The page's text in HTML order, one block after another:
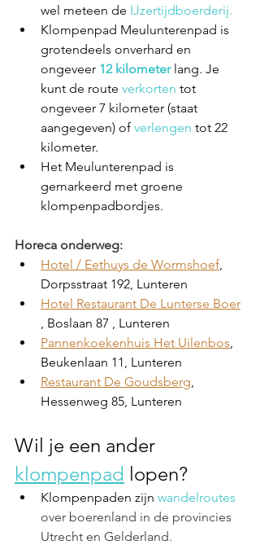
wel meteen de IJzertijdboerderij.
Klompenpad Meulunterenpad is
grotendeels onverhard en
ongeveer 12 kilometer lang. Je
kunt de route verkorten tot
ongeveer 7 kilometer (staat
aangegeven) of verlengen tot 22
kilometer.
Het Meulunterenpad is
gemarkeerd met groene
klompenpadbordjes.
Horeca onderweg:
Hotel / Eethuys de Wormshoef,
Dorpsstraat 192, Lunteren
Hotel Restaurant De Lunterse Boer
, Boslaan 87 , Lunteren
Pannenkoekenhuis Het Uilenbos,
Beukenlaan 11, Lunteren
Restaurant De Goudsberg,
Hessenweg 85, Lunteren
Wil je een ander
klompenpad lopen?
Klompenpaden zijn wandelroutes
over boerenland in de provincies
Utrecht en Gelderland.